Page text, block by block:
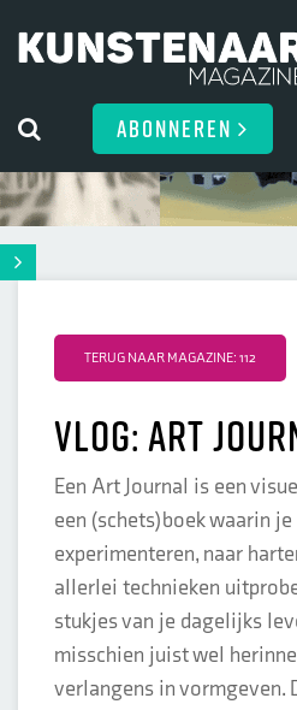
ABONNEREN
TERUG NAAR MAGAZINE: 112
VLOG: Art
Een Art Journal is een
een (schets)boek waarin
experimenteren, naar
allerlei technieken
stukjes van je dagelijks
misschien juist wel
verlangens in vormgeven.